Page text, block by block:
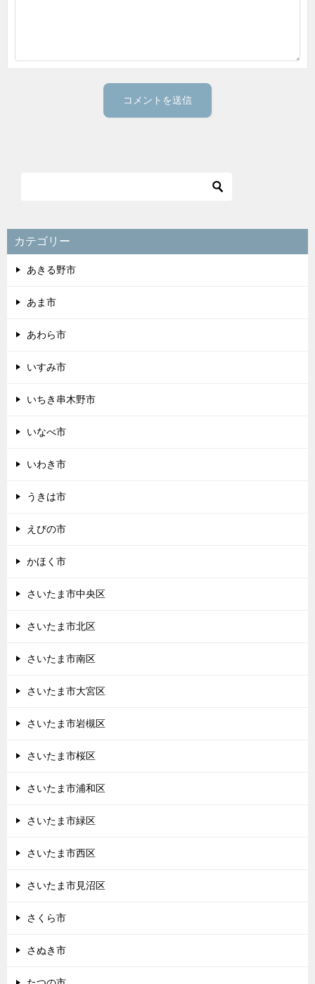
カテゴリー
あきる野市
あま市
あわら市
いすみ市
いちき串木野市
いなべ市
いわき市
うきは市
えびの市
かほく市
さいたま市中央区
さいたま市北区
さいたま市南区
さいたま市大宮区
さいたま市岩槻区
さいたま市桜区
さいたま市浦和区
さいたま市緑区
さいたま市西区
さいたま市見沼区
さくら市
さぬき市